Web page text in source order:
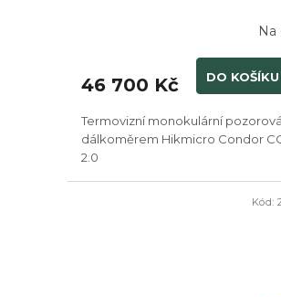
Na
46 700 Kč DO KOŠÍKU
Termovizní monokulární
dálkoměrem Hikmicro Condor
2.0
Kód: